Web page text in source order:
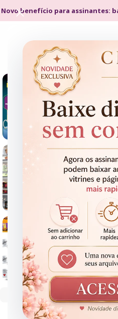
Novo benefício para assinantes:
- 67%